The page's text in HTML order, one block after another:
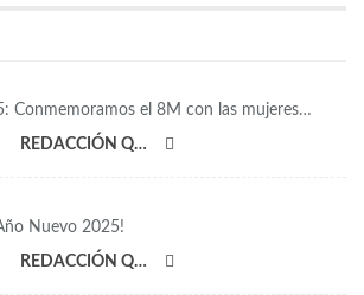
Conmemoramos el 8M con las mujeres…
REDACCIÓN QRP
Nuevo 2025!
REDACCIÓN QRP